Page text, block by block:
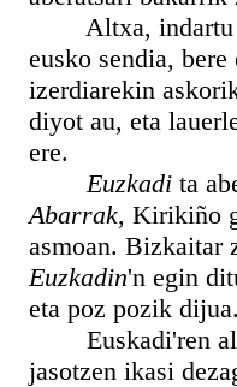
Altxa, indartu
eusko sendia,
izerdiarekin
diyot au, eta
ere.
Euzkadi ta
Abarrak, Kirikiño
asmoan. Bizkaitar
Euzkadin'n egin
eta poz pozik
Euskadi'ren
jasotzen ikasi